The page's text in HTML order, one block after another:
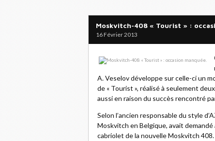
Moskvitch-408 « Tourist » :
16 Février 2013
A. Veselov développe sur celle-ci un
de « Tourist », réalisé à seulement
aussi en raison du succès rencontré
Selon l’ancien responsable du style
Moskvitch en Belgique, avait
cabriolet de la nouvelle Moskvitch